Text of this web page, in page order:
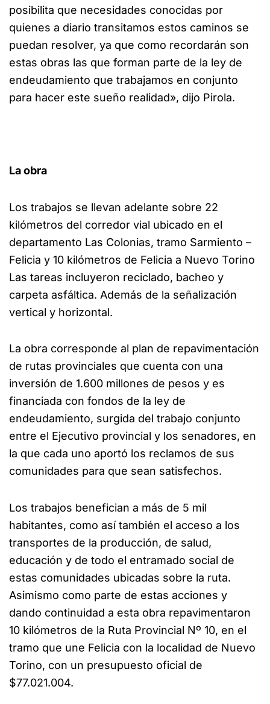
posibilita que necesidades conocidas por
quienes a diario transitamos estos caminos se
puedan resolver, ya que como recordarán son
estas obras las que forman parte de la ley de
endeudamiento que trabajamos en conjunto
para hacer este sueño realidad», dijo Pirola.
La obra
Los trabajos se llevan adelante sobre 22
kilómetros del corredor vial ubicado en el
departamento Las Colonias, tramo Sarmiento –
Felicia y 10 kilómetros de Felicia a Nuevo Torino
Las tareas incluyeron reciclado, bacheo y
carpeta asfáltica. Además de la señalización
vertical y horizontal.
La obra corresponde al plan de repavimentación
de rutas provinciales que cuenta con una
inversión de 1.600 millones de pesos y es
financiada con fondos de la ley de
endeudamiento, surgida del trabajo conjunto
entre el Ejecutivo provincial y los senadores, en
la que cada uno aportó los reclamos de sus
comunidades para que sean satisfechos.
Los trabajos benefician a más de 5 mil
habitantes, como así también el acceso a los
transportes de la producción, de salud,
educación y de todo el entramado social de
estas comunidades ubicadas sobre la ruta.
Asimismo como parte de estas acciones y
dando continuidad a esta obra repavimentaron
10 kilómetros de la Ruta Provincial Nº 10, en el
tramo que une Felicia con la localidad de Nuevo
Torino, con un presupuesto oficial de
$77.021.004.